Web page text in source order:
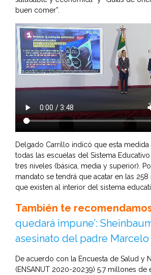
buen comer”.
Delgado Carrillo indicó que esta medida
todas las escuelas del Sistema
tres niveles (básica, media y superior).
mandato se tendrá que acatar en las
que existen al interior del sistema
También te
quedará impune’:
asesinato del padre Marcelo
De acuerdo con la Encuesta de Salud y
(ENSANUT 2020-20239) 5.7 millones de